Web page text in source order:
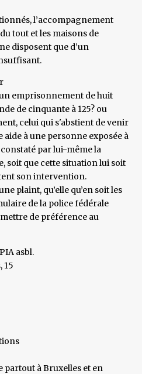
l’accompagnement
tout et les maisons de
disposent que d’un
emprisonnement de huit
de cinquante à 125? ou
celui qui s'abstient de venir
à une personne exposée à
par lui-même la
soit que cette situation lui soit
son intervention.
plaint, qu’elle qu’en soit les
de la police fédérale
de préférence au
asbl.
15
partout à Bruxelles et en